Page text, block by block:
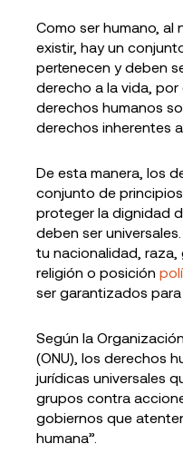
Como ser humano, al
existir, hay un
pertenecen y deben
derecho a la vida, por
derechos humanos
derechos inherentes
De esta manera, los
conjunto de
proteger la dignidad
deben ser
tu nacionalidad, raza,
religión o posición
ser garantizados para
Según la
(ONU), los derechos
jurídicas universales
grupos contra
gobiernos que
humana”.